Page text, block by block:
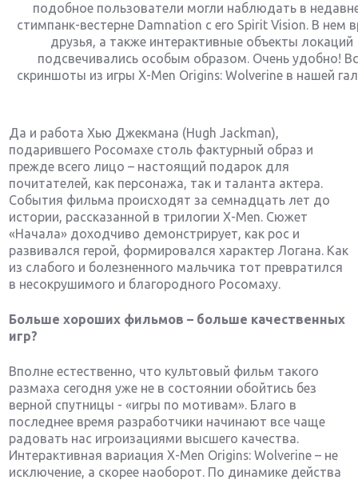
подобное пользователи могли наблюдать в
стимпанк-вестерне Damnation с его Spirit Vision. В нем
друзья, а также интерактивные объекты локаций
подсвечивались особым образом. Очень удобно!
скриншоты из игры X-Men Origins: Wolverine в нашей
Да и работа Хью Джекмана (Hugh Jackman),
подарившего Росомахе столь фактурный образ и
прежде всего лицо – настоящий подарок для
почитателей, как персонажа, так и таланта актера.
События фильма происходят за семнадцать лет до
истории, рассказанной в трилогии X-Men. Сюжет
«Начала» доходчиво демонстрирует, как рос и
развивался герой, формировался характер Логана. Как
из слабого и болезненного мальчика тот превратился
в несокрушимого и благородного Росомаху.
Больше хороших фильмов – больше качественных
игр?
Вполне естественно, что культовый фильм такого
размаха сегодня уже не в состоянии обойтись без
верной спутницы - «игры по мотивам». Благо в
последнее время разработчики начинают все чаще
радовать нас игроизациями высшего качества.
Интерактивная вариация X-Men Origins: Wolverine – не
исключение, а скорее наоборот. По динамике действа